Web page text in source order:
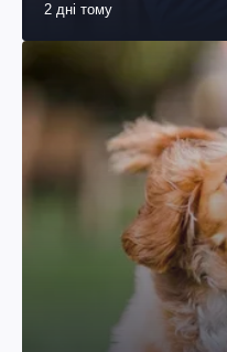
2 дні тому